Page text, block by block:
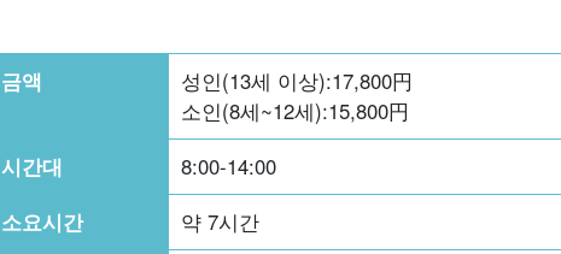
금액 성인(13세 이상):17,800円
소인(8세~12세):15,800円
시간대
8:00-14:00
소요시간
약 7시간